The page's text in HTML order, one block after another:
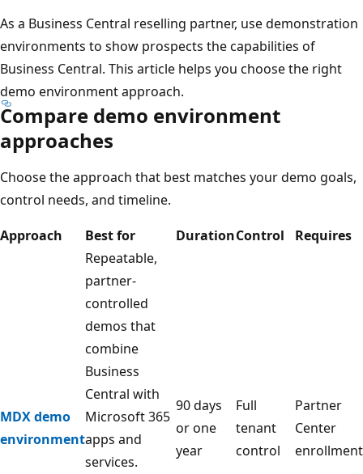
As a Business Central reselling partner, use demonstration
environments to show prospects the capabilities of
Business Central. This article helps you choose the right
demo environment approach.
Compare demo environment
approaches
Choose the approach that best matches your demo goals,
control needs, and timeline.
Approach
Best for DurationControl Requires
MDX demo
environment
Repeatable,
partner-
controlled
demos that
combine
Business
Central with
Microsoft 365
apps and
services.
90 days
or one
year
Full
tenant
control
Partner
Center
enrollment